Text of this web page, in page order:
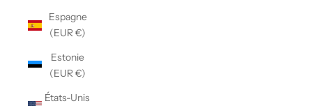
Espagne
(EUR €)
Estonie
(EUR €)
États-Unis